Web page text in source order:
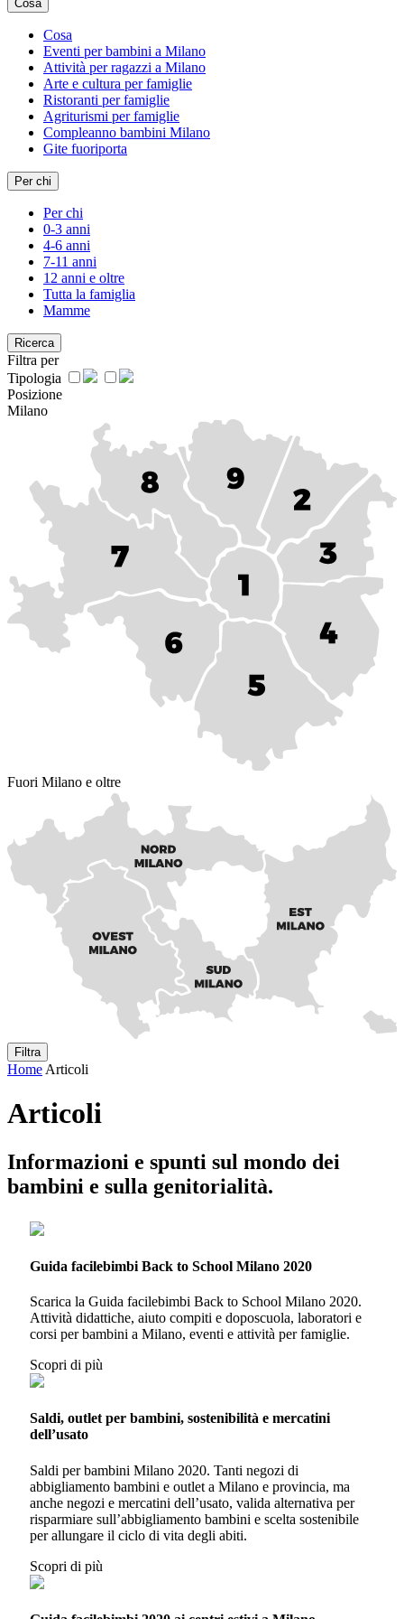
Cosa
Cosa
Eventi per bambini a Milano
Attività per ragazzi a Milano
Arte e cultura per famiglie
Ristoranti per famiglie
Agriturismi per famiglie
Compleanno bambini Milano
Gite fuoriporta
Per chi
Per chi
0-3 anni
4-6 anni
7-11 anni
12 anni e oltre
Tutta la famiglia
Mamme
Ricerca
Filtra per
Tipologia
Posizione
Milano
Fuori Milano e oltre
Filtra
Home Articoli
Articoli
Informazioni e spunti sul mondo dei
bambini e sulla genitorialità.
Guida facilebimbi Back to School Milano 2020
Scarica la Guida facilebimbi Back to School Milano 2020.
Attività didattiche, aiuto compiti e doposcuola, laboratori e
corsi per bambini a Milano, eventi e attività per famiglie.
Scopri di più
Saldi, outlet per bambini, sostenibilità e mercatini
dell’usato
Saldi per bambini Milano 2020. Tanti negozi di
abbigliamento bambini e outlet a Milano e provincia, ma
anche negozi e mercatini dell’usato, valida alternativa per
risparmiare sull’abbigliamento bambini e scelta sostenibile
per allungare il ciclo di vita degli abiti.
Scopri di più